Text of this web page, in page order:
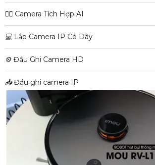
🧛‍♀️ Camera Tích Hợp AI
💻 Lắp Camera IP Có Dây
⚙️ Đầu Ghi Camera HD
📥Đầu ghi camera IP